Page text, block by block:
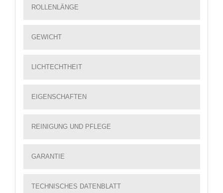
ROLLENLÄNGE
GEWICHT
LICHTECHTHEIT
EIGENSCHAFTEN
REINIGUNG UND PFLEGE
GARANTIE
TECHNISCHES DATENBLATT